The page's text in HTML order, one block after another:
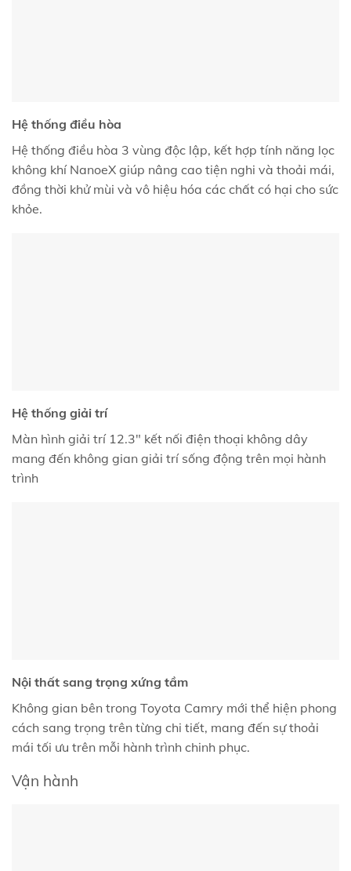
Hệ thống điều hòa
Hệ thống điều hòa 3 vùng độc lập, kết hợp tính năng lọc
không khí NanoeX giúp nâng cao tiện nghi và thoải mái,
đồng thời khử mùi và vô hiệu hóa các chất có hại cho sức
khỏe.
Hệ thống giải trí
Màn hình giải trí 12.3" kết nối điện thoại không dây
mang đến không gian giải trí sống động trên mọi hành
trình
Nội thất sang trọng xứng tầm
Không gian bên trong Toyota Camry mới thể hiện phong
cách sang trọng trên từng chi tiết, mang đến sự thoải
mái tối ưu trên mỗi hành trình chinh phục.
Vận hành